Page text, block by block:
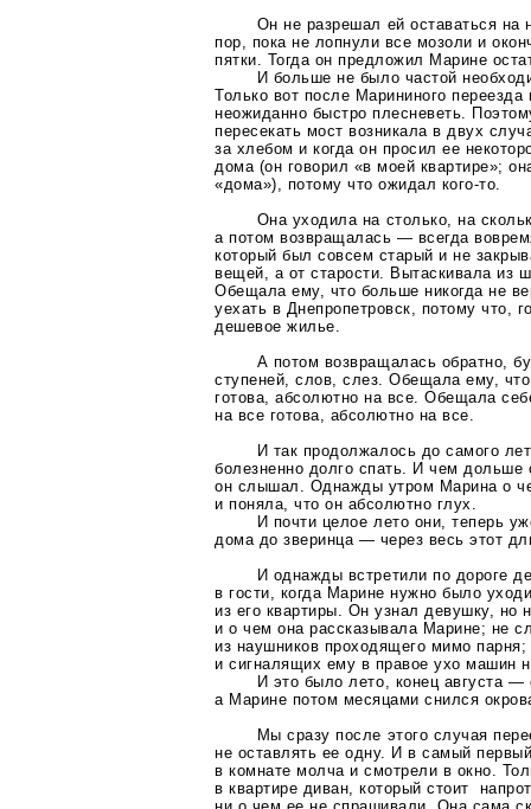
Он не разрешал ей оставаться на
пор, пока не лопнули все мозоли и
пятки. Тогда он предложил Марине
И больше не было частой
Только вот после Марининого
неожиданно быстро плесневеть.
пересекать мост возникала в двух
за хлебом и когда он просил ее
дома (он говорил «в моей квартире»;
«дома»), потому что ожидал кого-то.
Она уходила на столько, на
а потом возвращалась — всегда
который был совсем старый и не
вещей, а от старости. Вытаскивала из
Обещала ему, что больше никогда не
уехать в Днепропетровск, потому что,
дешевое жилье.
А потом возвращалась обратно,
ступеней, слов, слез. Обещала ему,
готова, абсолютно на все. Обещала
на все готова, абсолютно на все.
И так продолжалось до самого
болезненно долго спать. И чем
он слышал. Однажды утром Марина о
и поняла, что он абсолютно глух.
И почти целое лето они, теперь
дома до зверинца — через весь этот
И однажды встретили по дороге
в гости, когда Марине нужно было
из его квартиры. Он узнал девушку, но
и о чем она рассказывала Марине; не
из наушников проходящего мимо парня;
и сигналящих ему в правое ухо машин
И это было лето, конец августа
а Марине потом месяцами снился
Мы сразу после этого случая
не оставлять ее одну. И в самый
в комнате молча и смотрели в окно.
в квартире диван, который стоит